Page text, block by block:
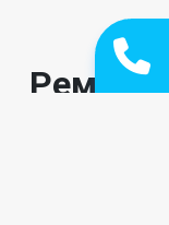
Ремонт